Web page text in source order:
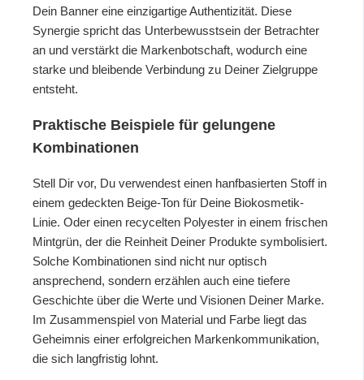
Dein Banner eine einzigartige Authentizität. Diese
Synergie spricht das Unterbewusstsein der Betrachter
an und verstärkt die Markenbotschaft, wodurch eine
starke und bleibende Verbindung zu Deiner Zielgruppe
entsteht.
Praktische Beispiele für gelungene
Kombinationen
Stell Dir vor, Du verwendest einen hanfbasierten Stoff in
einem gedeckten Beige-Ton für Deine Biokosmetik-
Linie. Oder einen recycelten Polyester in einem frischen
Mintgrün, der die Reinheit Deiner Produkte symbolisiert.
Solche Kombinationen sind nicht nur optisch
ansprechend, sondern erzählen auch eine tiefere
Geschichte über die Werte und Visionen Deiner Marke.
Im Zusammenspiel von Material und Farbe liegt das
Geheimnis einer erfolgreichen Markenkommunikation,
die sich langfristig lohnt.